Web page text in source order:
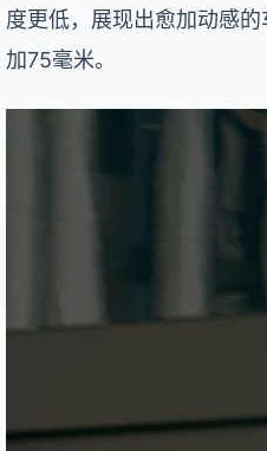
度更低，展现出愈加动感
加75毫米。